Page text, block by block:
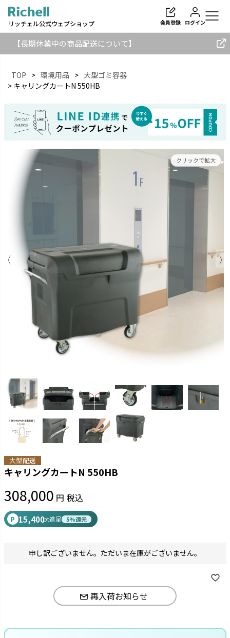
リッチェル公式ウェブショップ 会員登録 ログイン
【長期休業中の商品配送について】
TOP 環境用品
大型ゴミ容器
キャリングカートN 550HB
クリックで拡大
大型配送
キャリングカートN 550HB
308,000 税込
P 15,400pt進呈 5%還元
申し訳ございません。ただいま在庫がございません。
再入荷お知らせ